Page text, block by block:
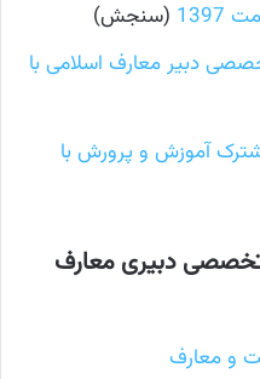
(سنجش)
دبیر معارف اسلامی با
آموزش و پرورش با
تخصصی دبیری معارف
و معارف